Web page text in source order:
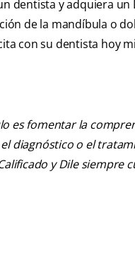
dentista y adquiera
de la mandíbula o
con su dentista hoy
es fomentar la
diagnóstico o el
y Dile siempre